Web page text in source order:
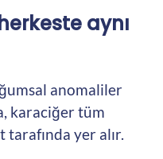
aynı
anomaliler
karaciğer tüm
yer alır.